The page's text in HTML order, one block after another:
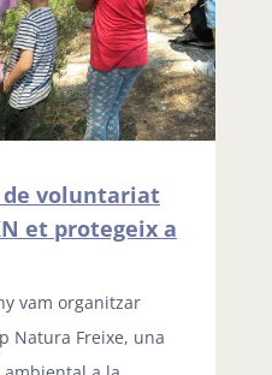
voluntariat
et protegeix a
vam organitzar
Natura Freixe, una